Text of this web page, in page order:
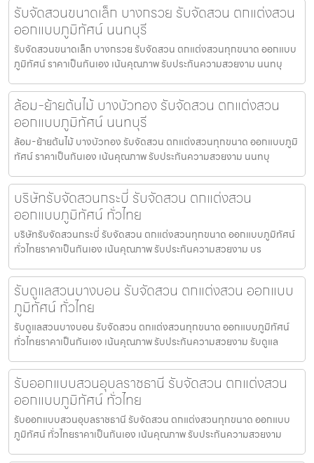
รับจัดสวนขนาดเล็ก บางกรวย รับจัดสวน ตกแต่งสวน
ออกแบบภูมิทัศน์ นนทบุรี
รับจัดสวนขนาดเล็ก บางกรวย รับจัดสวน ตกแต่งสวนทุกขนาด ออกแบบ
ภูมิทัศน์ ราคาเป็นกันเอง เน้นคุณภาพ รับประกันความสวยงาม นนทบุ
ล้อม-ย้ายต้นไม้ บางบัวทอง รับจัดสวน ตกแต่งสวน
ออกแบบภูมิทัศน์ นนทบุรี
ล้อม-ย้ายต้นไม้ บางบัวทอง รับจัดสวน ตกแต่งสวนทุกขนาด ออกแบบภูมิ
ทัศน์ ราคาเป็นกันเอง เน้นคุณภาพ รับประกันความสวยงาม นนทบุ
บริษัทรับจัดสวนกระบี่ รับจัดสวน ตกแต่งสวน
ออกแบบภูมิทัศน์ ทั่วไทย
บริษัทรับจัดสวนกระบี่ รับจัดสวน ตกแต่งสวนทุกขนาด ออกแบบภูมิทัศน์
ทั่วไทยราคาเป็นกันเอง เน้นคุณภาพ รับประกันความสวยงาม บร
รับดูแลสวนบางบอน รับจัดสวน ตกแต่งสวน ออกแบบ
ภูมิทัศน์ ทั่วไทย
รับดูแลสวนบางบอน รับจัดสวน ตกแต่งสวนทุกขนาด ออกแบบภูมิทัศน์
ทั่วไทยราคาเป็นกันเอง เน้นคุณภาพ รับประกันความสวยงาม รับดูแล
รับออกแบบสวนอุบลราชธานี รับจัดสวน ตกแต่งสวน
ออกแบบภูมิทัศน์ ทั่วไทย
รับออกแบบสวนอุบลราชธานี รับจัดสวน ตกแต่งสวนทุกขนาด ออกแบบ
ภูมิทัศน์ ทั่วไทยราคาเป็นกันเอง เน้นคุณภาพ รับประกันความสวยงาม